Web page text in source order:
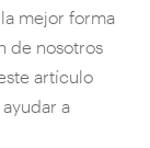
mejor forma
de nosotros
artículo
a